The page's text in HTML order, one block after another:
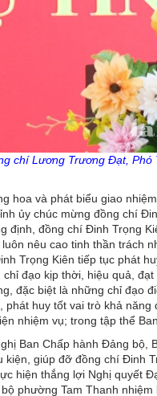
chí Lương Trương Đạt, Phó
hoa và phát biểu giao
ủy chúc mừng đồng chí
định, đồng chí Đinh Trọng
nêu cao tinh thần trách
Trọng Kiên tiếp tục phát
đạo kịp thời, hiệu quả,
đặc biệt là những chỉ đạo
phát huy tốt vai trò khả
nhiệm vụ; trong tập thể
Ban Chấp hành Đảng bộ,
kiện, giúp đỡ đồng chí Đinh
hiện thắng lợi Nghị quyết
phường Tam Thanh nhiệm